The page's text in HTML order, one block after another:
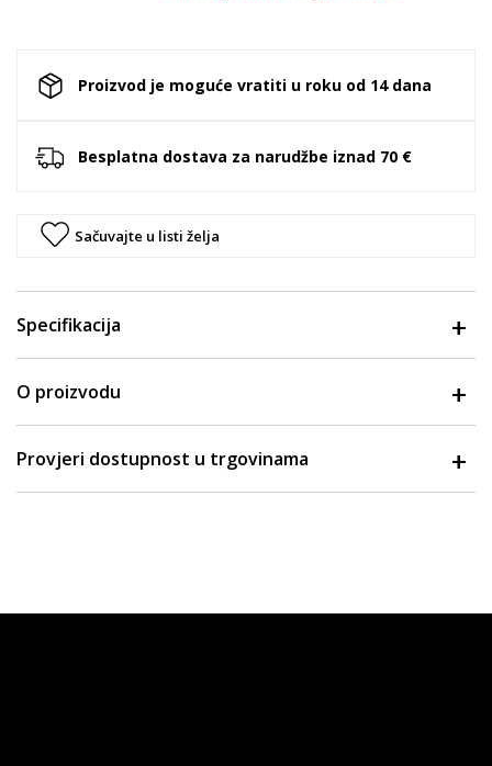
Proizvod je moguće vratiti u roku od 14 dana
Besplatna dostava za narudžbe iznad 70 €
Sačuvajte u listi želja
Specifikacija
O proizvodu
Provjeri dostupnost u trgovinama